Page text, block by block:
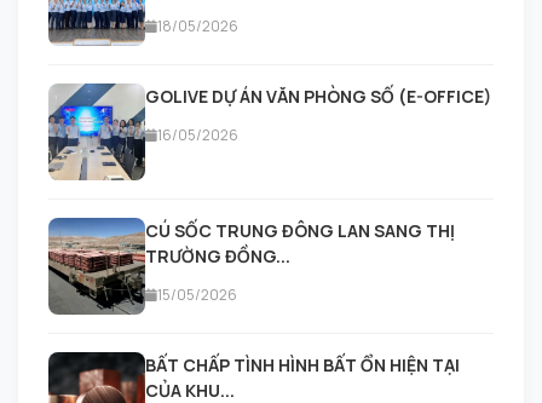
18/05/2026
GOLIVE DỰ ÁN VĂN PHÒNG SỐ (E-OFFICE)
16/05/2026
CÚ SỐC TRUNG ĐÔNG LAN SANG THỊ
TRƯỜNG ĐỒNG...
15/05/2026
BẤT CHẤP TÌNH HÌNH BẤT ỔN HIỆN TẠI
CỦA KHU...